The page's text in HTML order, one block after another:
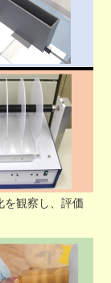
を観察し、評価